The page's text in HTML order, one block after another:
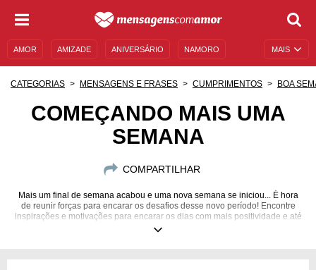
MAIS
AMOR AMIZADE ANIVERSÁRIO NAMORO
MENSAGENS DE ANIVERSÁRIO
CATEGORIAS MENSAGENS E FRASES CUMPRIMENTOS BOA
COMEÇANDO MAIS UMA
SEMANA
COMPARTILHAR
Mais um final de semana acabou e uma nova semana se iniciou... É hora
de reunir forças para encarar os desafios desse novo período! Encontre
inspirações e motivações para encarar os dias com mais positividade e até
mesmo compartilhar com os amigos.